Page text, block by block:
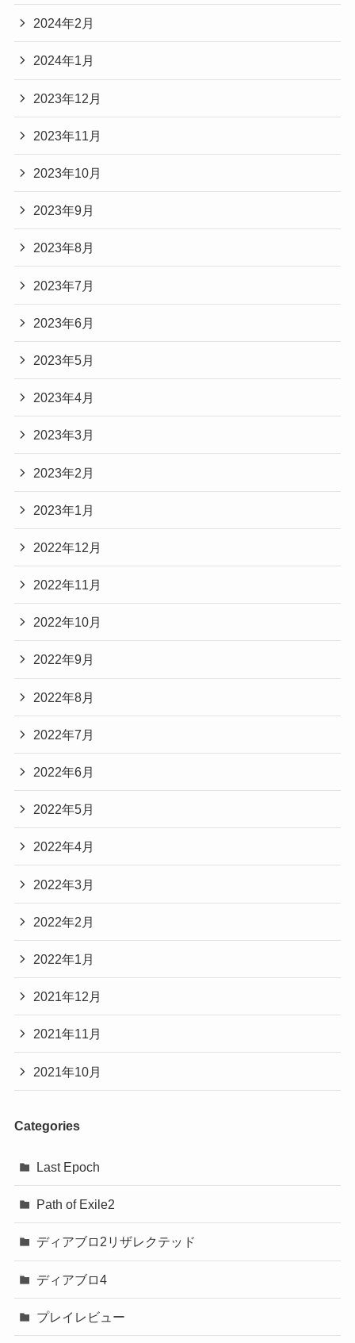
2024年2月
2024年1月
2023年12月
2023年11月
2023年10月
2023年9月
2023年8月
2023年7月
2023年6月
2023年5月
2023年4月
2023年3月
2023年2月
2023年1月
2022年12月
2022年11月
2022年10月
2022年9月
2022年8月
2022年7月
2022年6月
2022年5月
2022年4月
2022年3月
2022年2月
2022年1月
2021年12月
2021年11月
2021年10月
Categories
Last Epoch
Path of Exile2
ディアブロ2リザレクテッド
ディアブロ4
プレイレビュー